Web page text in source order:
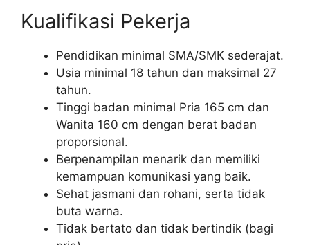
Kualifikasi Pekerja
Pendidikan minimal SMA/SMK sederajat.
Usia minimal 18 tahun dan maksimal 27
tahun.
Tinggi badan minimal Pria 165 cm dan
Wanita 160 cm dengan berat badan
proporsional.
Berpenampilan menarik dan memiliki
kemampuan komunikasi yang baik.
Sehat jasmani dan rohani, serta tidak
buta warna.
Tidak bertato dan tidak bertindik (bagi